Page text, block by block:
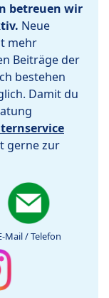
betreuen wir
Neue
mehr
Beiträge der
bestehen
Damit du
gerne zur
Mail / Telefon